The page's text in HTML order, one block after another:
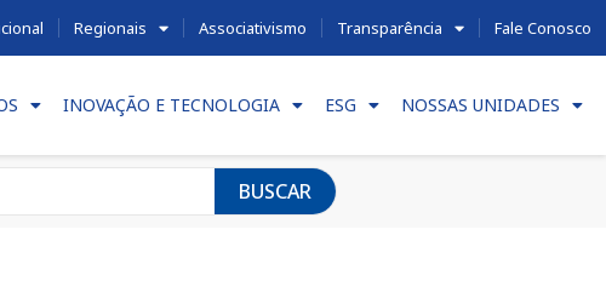
Regionais Associativismo Transparência Fale Conosco
INOVAÇÃO E TECNOLOGIA ESG NOSSAS UNIDADES
BUSCAR